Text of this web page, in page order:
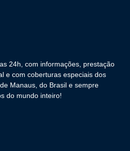
24h, com informações, prestação
e com coberturas especiais dos
Manaus, do Brasil e sempre
do mundo inteiro!